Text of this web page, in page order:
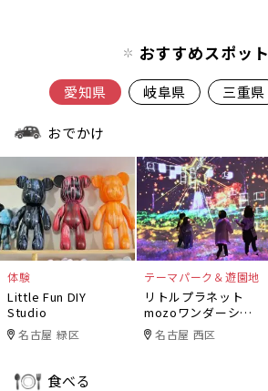
おすすめスポット
愛知県 岐阜県 三重県
おでかけ
体験
Little Fun DIY
Studio
名古屋 緑区
テーマパーク＆遊園地
リトルプラネット
mozoワンダーシテ
ィ 名古屋 西区
食べる